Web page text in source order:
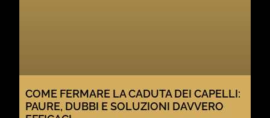
COME FERMARE LA CADUTA DEI CAPELLI:
PAURE, DUBBI E SOLUZIONI DAVVERO